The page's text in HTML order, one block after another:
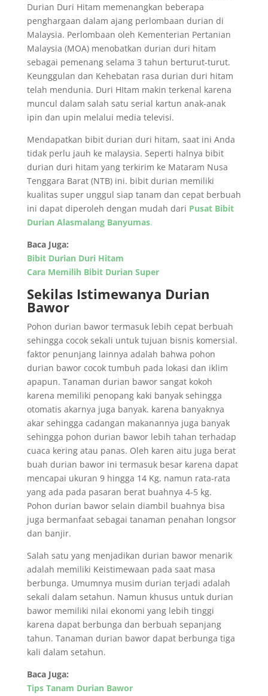
Durian Duri Hitam memenangkan beberapa
penghargaan dalam ajang perlombaan durian di
Malaysia. Perlombaan oleh Kementerian Pertanian
Malaysia (MOA) menobatkan durian duri hitam
sebagai pemenang selama 3 tahun berturut-turut.
Keunggulan dan Kehebatan rasa durian duri hitam
telah mendunia. Duri HItam makin terkenal karena
muncul dalam salah satu serial kartun anak-anak
ipin dan upin melalui media televisi.
Mendapatkan bibit durian duri hitam, saat ini Anda
tidak perlu jauh ke malaysia. Seperti halnya bibit
durian duri hitam yang terkirim ke Mataram Nusa
Tenggara Barat (NTB) ini. bibit durian memiliki
kualitas super unggul siap tanam dan cepat berbuah
ini dapat diperoleh dengan mudah dari Pusat Bibit
Durian Alasmalang Banyumas.
Baca Juga:
Bibit Durian Duri Hitam
Cara Memilih Bibit Durian Super
Sekilas Istimewanya Durian
Bawor
Pohon durian bawor termasuk lebih cepat berbuah
sehingga cocok sekali untuk tujuan bisnis komersial.
faktor penunjang lainnya adalah bahwa pohon
durian bawor cocok tumbuh pada lokasi dan iklim
apapun. Tanaman durian bawor sangat kokoh
karena memiliki penopang kaki banyak sehingga
otomatis akarnya juga banyak. karena banyaknya
akar sehingga cadangan makanannya juga banyak
sehingga pohon durian bawor lebih tahan terhadap
cuaca kering atau panas. Oleh karen aitu juga berat
buah durian bawor ini termasuk besar karena dapat
mencapai ukuran 9 hingga 14 Kg, namun rata-rata
yang ada pada pasaran berat buahnya 4-5 kg.
Pohon durian bawor selain diambil buahnya bisa
juga bermanfaat sebagai tanaman penahan longsor
dan banjir.
Salah satu yang menjadikan durian bawor menarik
adalah memiliki Keistimewaan pada saat masa
berbunga. Umumnya musim durian terjadi adalah
sekali dalam setahun. Namun khusus untuk durian
bawor memiliki nilai ekonomi yang lebih tinggi
karena dapat berbunga dan berbuah sepanjang
tahun. Tanaman durian bawor dapat berbunga tiga
kali dalam setahun.
Baca Juga:
Tips Tanam Durian Bawor